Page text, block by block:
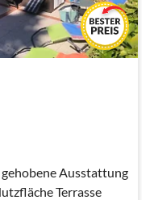
Ausstattung
Terrasse